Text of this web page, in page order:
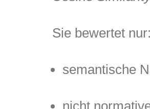
Sie bewertet nur:
semantische
nicht